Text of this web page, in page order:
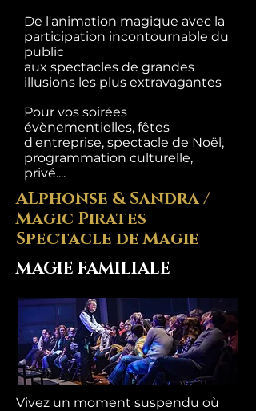
De l'animation magique avec la
participation incontournable du
public
aux spectacles de grandes
illusions les plus extravagantes
Pour vos soirées
évènementielles, fêtes
d'entreprise, spectacle de Noël,
programmation culturelle,
privé....
ALphonse & Sandra /
Magic Pirates
Spectacle de Magie
MAGIE FAMILIALE
Vivez un moment suspendu où